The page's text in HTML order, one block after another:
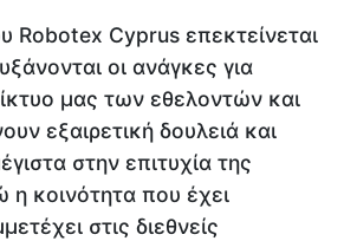
Robotex Cyprus επεκτείνεται
οι ανάγκες για
μας των εθελοντών και
εξαιρετική δουλειά και
στην επιτυχία της
η κοινότητα που έχει
στις διεθνείς